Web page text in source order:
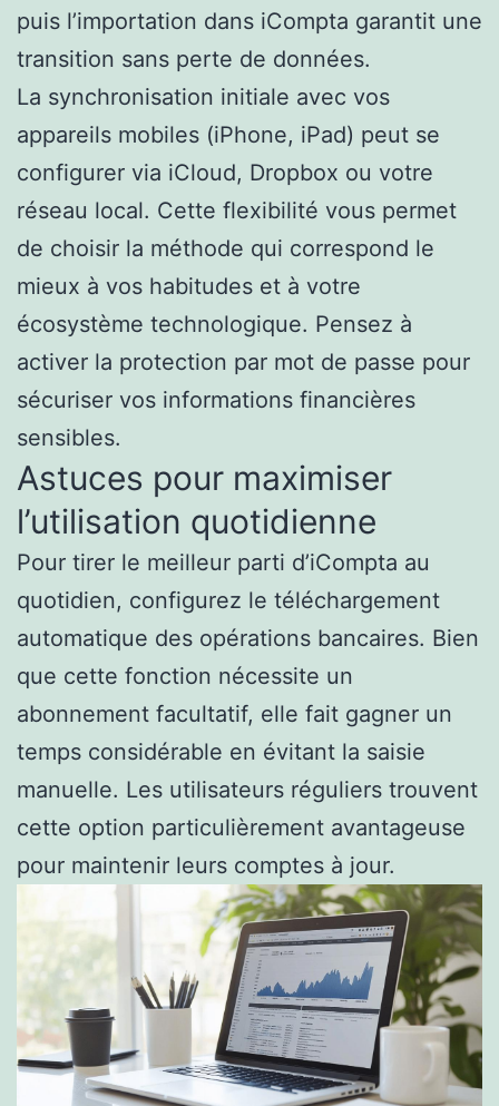
puis l’importation dans iCompta garantit une
transition sans perte de données.
La synchronisation initiale avec vos
appareils mobiles (iPhone, iPad) peut se
configurer via iCloud, Dropbox ou votre
réseau local. Cette flexibilité vous permet
de choisir la méthode qui correspond le
mieux à vos habitudes et à votre
écosystème technologique. Pensez à
activer la protection par mot de passe pour
sécuriser vos informations financières
sensibles.
Astuces pour maximiser
l’utilisation quotidienne
Pour tirer le meilleur parti d’iCompta au
quotidien, configurez le téléchargement
automatique des opérations bancaires. Bien
que cette fonction nécessite un
abonnement facultatif, elle fait gagner un
temps considérable en évitant la saisie
manuelle. Les utilisateurs réguliers trouvent
cette option particulièrement avantageuse
pour maintenir leurs comptes à jour.